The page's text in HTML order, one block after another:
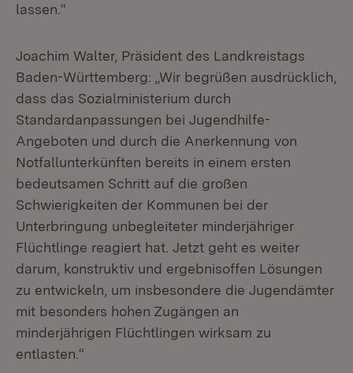
lassen.“
Joachim Walter, Präsident des Landkreistags
Baden-Württemberg: „Wir begrüßen ausdrücklich,
dass das Sozialministerium durch
Standardanpassungen bei Jugendhilfe-
Angeboten und durch die Anerkennung von
Notfallunterkünften bereits in einem ersten
bedeutsamen Schritt auf die großen
Schwierigkeiten der Kommunen bei der
Unterbringung unbegleiteter minderjähriger
Flüchtlinge reagiert hat. Jetzt geht es weiter
darum, konstruktiv und ergebnisoffen Lösungen
zu entwickeln, um insbesondere die Jugendämter
mit besonders hohen Zugängen an
minderjährigen Flüchtlingen wirksam zu
entlasten.“